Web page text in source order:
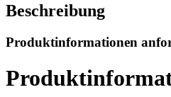
Beschreibung
Produktinformationen